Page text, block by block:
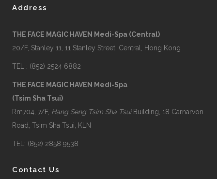
Address
THE FACE MAGIC HAVEN Medi-Spa (Central)
20/F, Stanley 11, 11 Stanley Street, Central, Hong Kong
TEL : (852) 2524 6882
THE FACE MAGIC HAVEN Medi-Spa
(Tsim Sha Tsui)
Rm704, 7/F, Hang Seng Tsim Sha TsuiBuilding, 18 Carnarvon
Road, Tsim Sha Tsui, KLN
TEL: (852) 2858 9538
Contact Us